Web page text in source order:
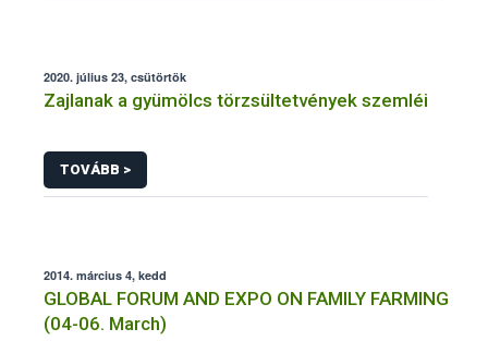
2020. július 23, csütörtök
Zajlanak a gyümölcs törzsültetvények szemléi
TOVÁBB >
2014. március 4, kedd
GLOBAL FORUM AND EXPO ON FAMILY FARMING
(04-06. March)